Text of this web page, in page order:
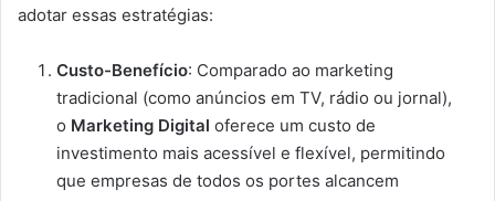
adotar essas estratégias:
Custo-Benefício: Comparado ao marketing
tradicional (como anúncios em TV, rádio ou jornal),
o Marketing Digital oferece um custo de
investimento mais acessível e flexível, permitindo
que empresas de todos os portes alcancem